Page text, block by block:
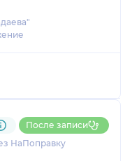
НаПоправку
После записи